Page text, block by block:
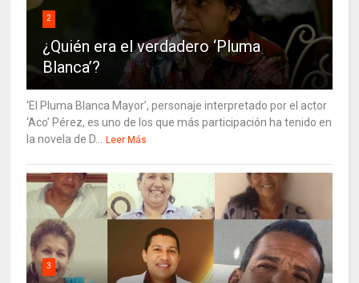
2
¿Quién era el verdadero ‘Pluma
Blanca’?
‘El Pluma Blanca Mayor’, personaje interpretado por el actor
‘Aco’ Pérez, es uno de los que más participación ha tenido en
la novela de D...
Leer Más
3